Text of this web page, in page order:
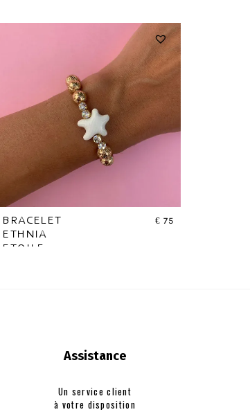
BRACELET
ETHNIA
ETOILE
€ 75
Assistance
Un service client
à votre disposition